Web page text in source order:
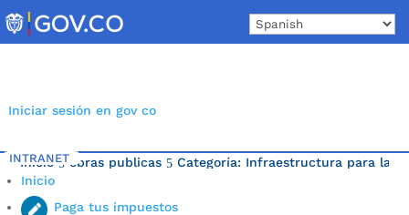
to
content
Iniciar sesión en gov co
INTRANET
Inicio
Paga tus impuestos
Inicio 5 obras publicas 5 Categoría: Infraestructura para la
Última noticia.